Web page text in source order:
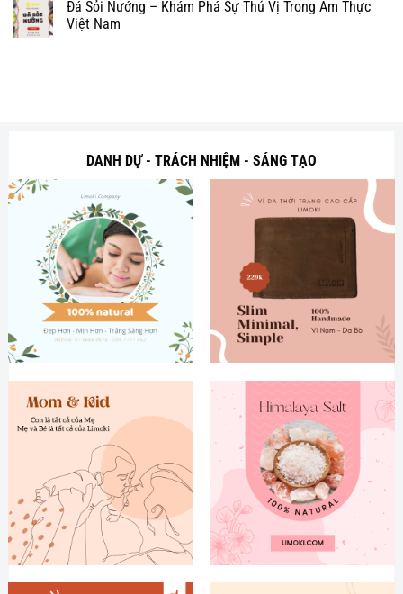
Đá Sỏi Nướng – Khám Phá Sự Thú Vị Trong Ẩm Thực
Việt Nam
DANH DỰ - TRÁCH NHIỆM - SÁNG TẠO